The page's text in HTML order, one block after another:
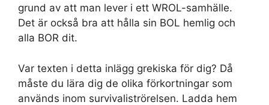
grund av att man lever i ett WROL-samhälle.
Det är också bra att hålla sin BOL hemlig och
alla BOR dit.
Var texten i detta inlägg grekiska för dig? Då
måste du lära dig de olika förkortningar som
används inom survivaliströrelsen. Ladda hem